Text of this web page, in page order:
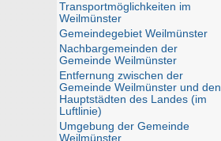
Transportmöglichkeiten im
Weilmünster
Gemeindegebiet Weilmünster
Nachbargemeinden der
Gemeinde Weilmünster
Entfernung zwischen der
Gemeinde Weilmünster und den
Hauptstädten des Landes (im
Luftlinie)
Umgebung der Gemeinde
Weilmünster